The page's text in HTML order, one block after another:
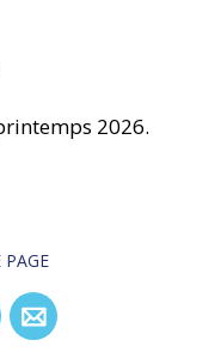
2026.
PAGE